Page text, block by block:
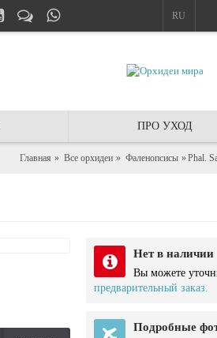
RU
ПРО УХОД
Главная Все орхидеи Фаленопсисы Phal.
Нет в наличии
Вы можете
предварительный заказ.
Подробные